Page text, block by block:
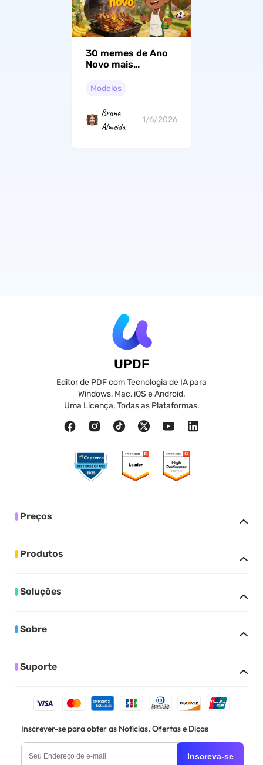
30 memes de Ano
Novo mais
Modelos
Bruna
Almeida
1/6/2026
UPDF
Editor de PDF com Tecnologia de IA para
Windows, Mac, iOS e Android.
Uma Licença, Todas as Plataformas.
Preços
Produtos
Soluções
Sobre
Suporte
Inscrever-se para obter as Notícias, Ofertas e Dicas
Inscreva-se